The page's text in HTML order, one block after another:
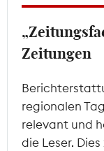
Zeitungen
regionalen
relevant und
die Leser.